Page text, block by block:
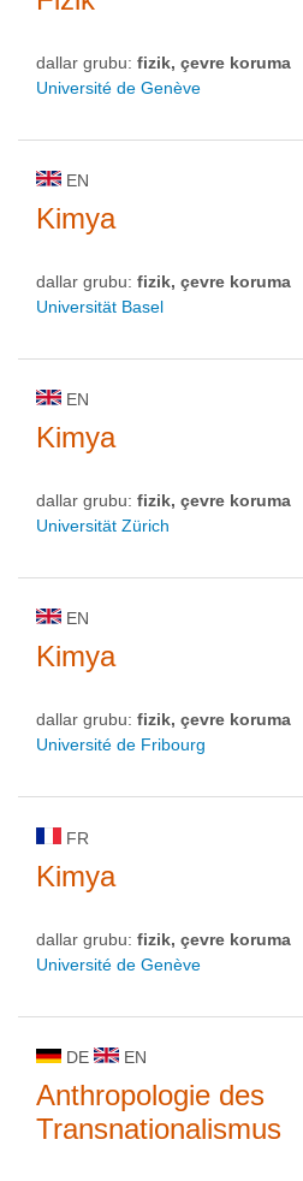
dallar grubu: fizik, çevre koruma
Université de Genève
EN
Kimya
dallar grubu: fizik, çevre koruma
Universität Basel
EN
Kimya
dallar grubu: fizik, çevre koruma
Universität Zürich
EN
Kimya
dallar grubu: fizik, çevre koruma
Université de Fribourg
FR
Kimya
dallar grubu: fizik, çevre koruma
Université de Genève
DE EN
Anthropologie des
Transnationalismus